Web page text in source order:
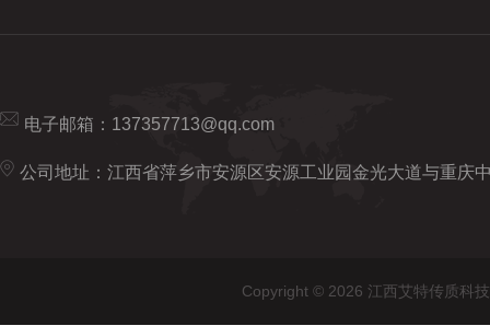
电子邮箱： 137357713@qq.com
公司地址：江西省萍乡市安源区安源工业园金光大道与重庆
Copyright © 2026 江西艾特传质科